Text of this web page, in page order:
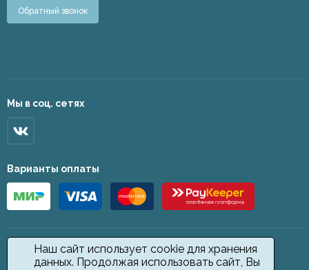
Наш сайт использует cookie для хранения
данных. Продолжая использовать сайт, Вы
Обратный звонок
Мы в соц. сетях
Варианты оплаты